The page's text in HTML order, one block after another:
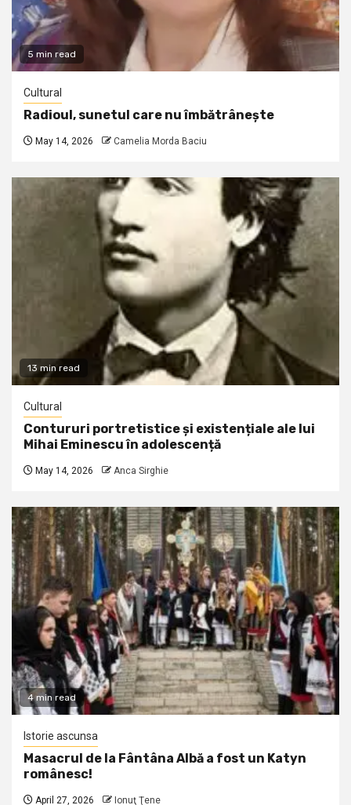
5 min read
Cultural
Radioul, sunetul care nu îmbătrânește
May 14, 2026 Camelia Morda Baciu
13 min read
Cultural
Contururi portretistice și existențiale ale lui
Mihai Eminescu în adolescență
May 14, 2026 Anca Sirghie
4 min read
Istorie ascunsa
Masacrul de la Fântâna Albă a fost un Katyn
românesc!
April 27, 2026 Ionuţ Ţene